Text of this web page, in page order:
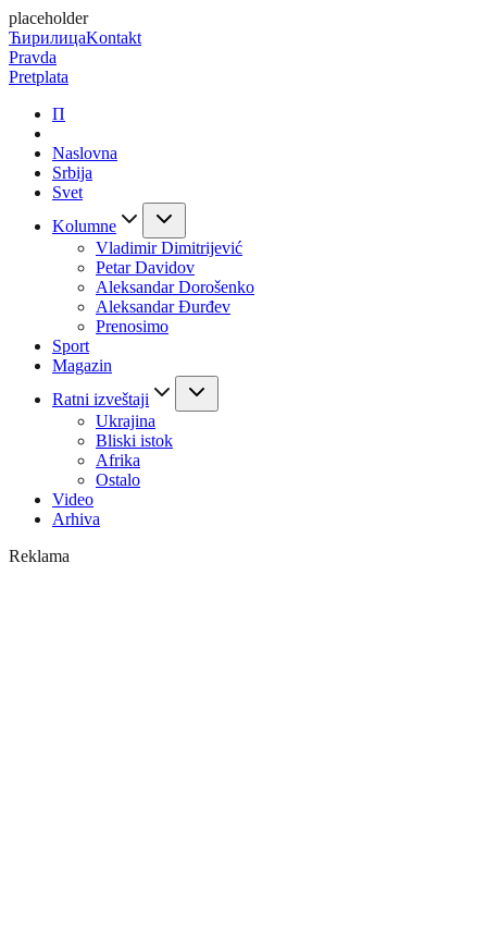
placeholder
ЋирилицаKontakt
Pravda
Pretplata
П
Naslovna
Srbija
Svet
Kolumne
Vladimir Dimitrijević
Petar Davidov
Aleksandar Dorošenko
Aleksandar Đurđev
Prenosimo
Sport
Magazin
Ratni izveštaji
Ukrajina
Bliski istok
Afrika
Ostalo
Video
Arhiva
Reklama